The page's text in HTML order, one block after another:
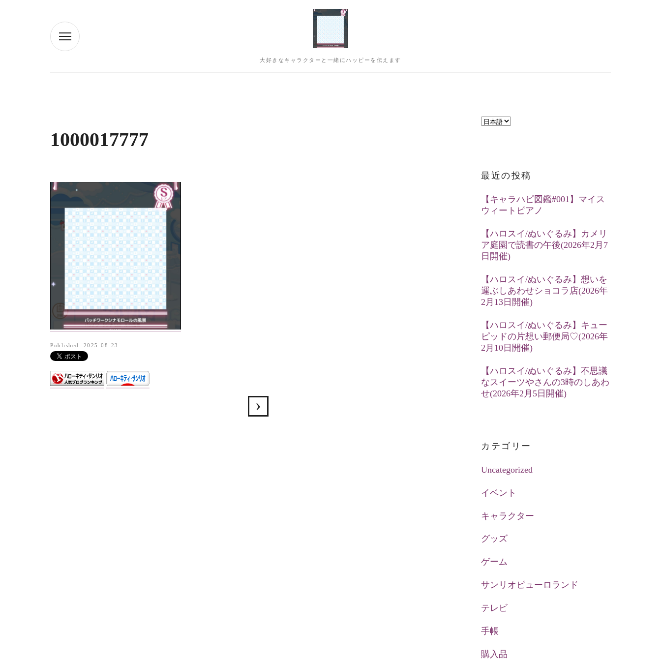
大好きなキャラクターと一緒にハッピーを伝えます
1000017777
Published: 2025-08-23
言
択
最近の投稿
【キャラハピ図鑑#001】マイス
ウィートピアノ
【ハロスイ/ぬいぐるみ】カメリ
ア庭園で読書の午後(2026年2月7
日開催)
【ハロスイ/ぬいぐるみ】想いを
運ぶしあわせショコラ店(2026年
2月13日開催)
【ハロスイ/ぬいぐるみ】キュー
ピッドの片想い郵便局♡(2026年
2月10日開催)
【ハロスイ/ぬいぐるみ】不思議
なスイーツやさんの3時のしあわ
せ(2026年2月5日開催)
カテゴリー
Uncategorized
イベント
キャラクター
グッズ
ゲーム
サンリオピューロランド
テレビ
手帳
購入品